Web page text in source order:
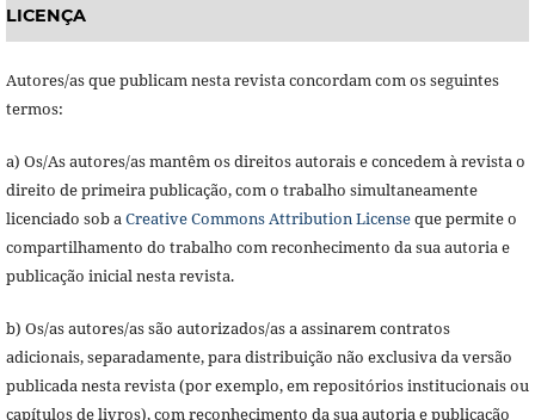
LICENÇA
Autores/as que publicam nesta revista concordam com os seguintes
termos:
a) Os/As autores/as mantêm os direitos autorais e concedem à revista o
direito de primeira publicação, com o trabalho simultaneamente
licenciado sob aCreative Commons Attribution Licenseque permite o
compartilhamento do trabalho com reconhecimento da sua autoria e
publicação inicial nesta revista.
b) Os/as autores/as são autorizados/as a assinarem contratos
adicionais, separadamente, para distribuição não exclusiva da versão
publicada nesta revista (por exemplo, em repositórios institucionais ou
capítulos de livros), com reconhecimento da sua autoria e publicação